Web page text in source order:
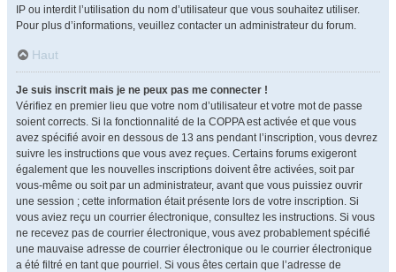
IP ou interdit l’utilisation du nom d’utilisateur que vous souhaitez utiliser.
Pour plus d’informations, veuillez contacter un administrateur du forum.
Haut
Je suis inscrit mais je ne peux pas me connecter !
Vérifiez en premier lieu que votre nom d’utilisateur et votre mot de passe
soient corrects. Si la fonctionnalité de la COPPA est activée et que vous
avez spécifié avoir en dessous de 13 ans pendant l’inscription, vous devrez
suivre les instructions que vous avez reçues. Certains forums exigeront
également que les nouvelles inscriptions doivent être activées, soit par
vous-même ou soit par un administrateur, avant que vous puissiez ouvrir
une session ; cette information était présente lors de votre inscription. Si
vous aviez reçu un courrier électronique, consultez les instructions. Si vous
ne recevez pas de courrier électronique, vous avez probablement spécifié
une mauvaise adresse de courrier électronique ou le courrier électronique
a été filtré en tant que pourriel. Si vous êtes certain que l’adresse de